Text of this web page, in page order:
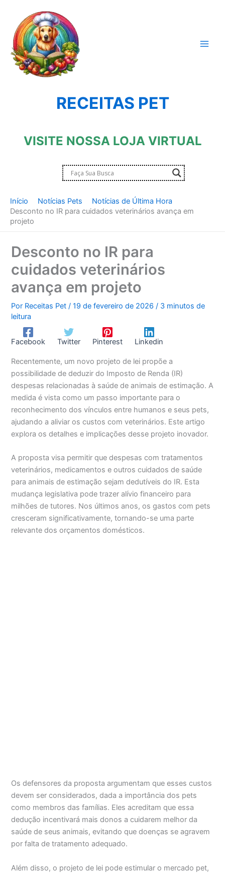
conteúdo
RECEITAS PET
VISITE NOSSA LOJA VIRTUAL
Início Notícias Pets
Notícias de Última Hora
Desconto no IR para cuidados veterinários avança em
projeto
Desconto no IR para
cuidados veterinários
avança em projeto
Por Receitas Pet/19 de fevereiro de 2026/ 3 minutos de
leitura
Facebook Twitter Pinterest Linkedin
Recentemente, um novo projeto de lei propõe a
possibilidade de deduzir do Imposto de Renda (IR)
despesas relacionadas à saúde de animais de estimação. A
medida é vista como um passo importante para o
reconhecimento dos vínculos entre humanos e seus pets,
ajudando a aliviar os custos com veterinários. Este artigo
explora os detalhes e implicações desse projeto inovador.
A proposta visa permitir que despesas com tratamentos
veterinários, medicamentos e outros cuidados de saúde
para animais de estimação sejam dedutíveis do IR. Esta
mudança legislativa pode trazer alívio financeiro para
milhões de tutores. Nos últimos anos, os gastos com pets
cresceram significativamente, tornando-se uma parte
relevante dos orçamentos domésticos.
Os defensores da proposta argumentam que esses custos
devem ser considerados, dada a importância dos pets
como membros das famílias. Eles acreditam que essa
dedução incentivará mais donos a cuidarem melhor da
saúde de seus animais, evitando que doenças se agravem
por falta de tratamento adequado.
Além disso, o projeto de lei pode estimular o mercado pet,